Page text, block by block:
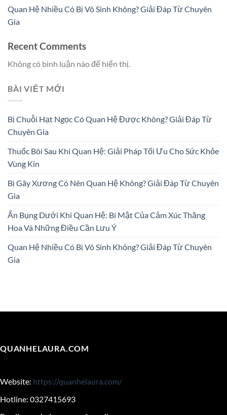
Quan Hệ Nhiều Có Bị Vô Sinh Không? Giải Đáp Từ Chuyên
Gia
Recent Comments
Không có bình luận nào để hiển thị.
BÀI VIẾT MỚI
Bị Chuỗi Hạt Ngọc Có Quan Hệ Được Không? Giải Đáp Từ
Chuyên Gia
Thuốc Bôi Sau Khi Quan Hệ: Giải Pháp Tối Ưu Cho Sức Khỏe
Vùng Kín
Bị Gãy Xương Có Nên Quan Hệ Không? Giải Đáp Từ Chuyên
Gia
Ấn Bụng Dưới Khi Quan Hệ: Bí Mật Của Cảm Xúc Thăng
Hoa Và Những Điều Cần Lưu Ý
Quan Hệ Nhiều Có Bị Vô Sinh Không? Giải Đáp Từ Chuyên
Gia
QUANHELAURA.COM
Website: https://quanhelaura.com/
Hotline: 0327415693